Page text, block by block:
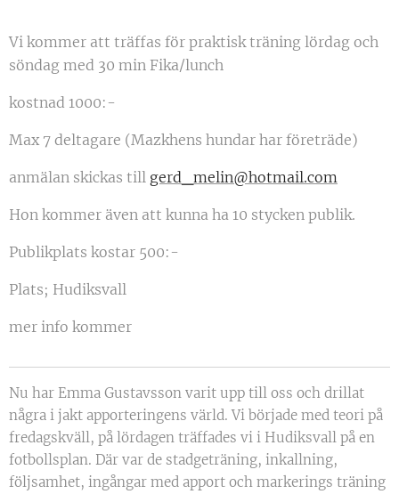
Vi kommer att träffas för praktisk träning lördag och
söndag med 30 min Fika/lunch
kostnad 1000:-
Max 7 deltagare (Mazkhens hundar har företräde)
anmälan skickas till gerd_melin@hotmail.com
Hon kommer även att kunna ha 10 stycken publik.
Publikplats kostar 500:-
Plats; Hudiksvall
mer info kommer
Nu har Emma Gustavsson varit upp till oss och drillat
några i jakt apporteringens värld. Vi började med teori på
fredagskväll, på lördagen träffades vi i Hudiksvall på en
fotbollsplan. Där var de stadgeträning, inkallning,
följsamhet, ingångar med apport och markerings träning